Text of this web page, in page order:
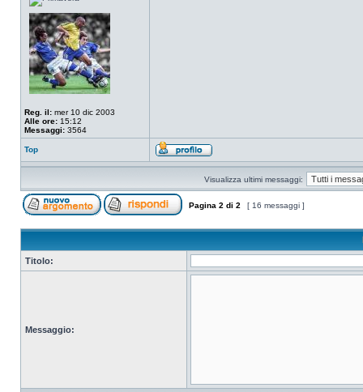
Reg. il: mer 10 dic 2003
Alle ore: 15:12
Messaggi: 3564
Top
Visualizza ultimi messaggi:
Pagina 2 di 2 [ 16 messaggi ]
Titolo:
Messaggio: